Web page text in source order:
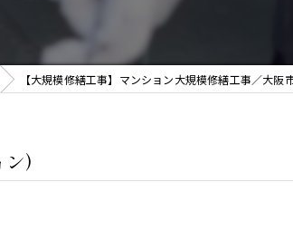
【大規模修繕工事】マンション大規模修繕工事／大阪
ン)